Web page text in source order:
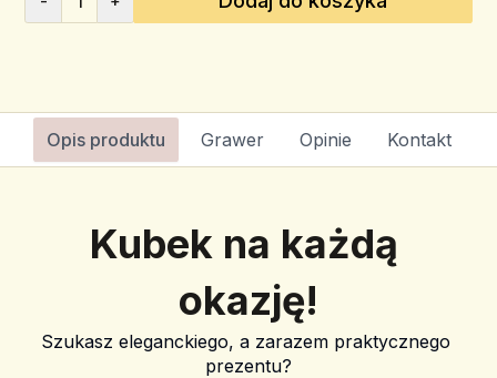
Opis produktu Grawer Opinie Kontakt
Kubek na każdą
okazję!
Szukasz eleganckiego, a zarazem praktycznego
prezentu?